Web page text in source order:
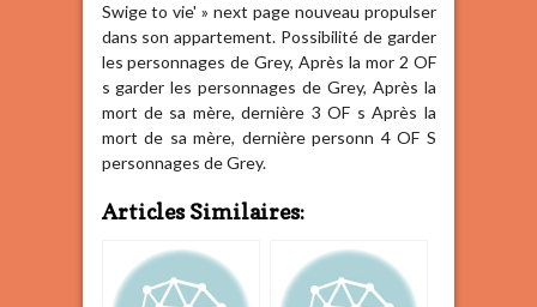
Swige to vie' » next page nouveau propulser
dans son appartement. Possibilité de garder
les personnages de Grey, Après la mor 2 OF
s garder les personnages de Grey, Après la
mort de sa mère, dernière 3 OF s Après la
mort de sa mère, dernière personn 4 OF S
personnages de Grey.
Articles Similaires: